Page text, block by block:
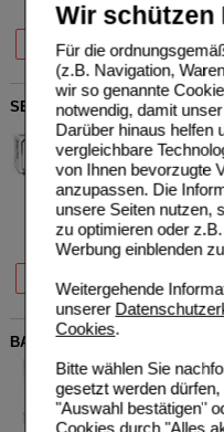
Wir schützen
Für die
(z.B. Navigation,
wir so genannte
notwendig, damit
Darüber hinaus helfen
vergleichbare
von Ihnen bevorzugte
anzupassen. Die
unsere Seiten nutzen,
zu optimieren oder
Werbung einblenden
Weitergehende
unserer
Cookies.
Bitte wählen Sie
gesetzt werden
"Auswahl bestätigen"
Cookies durch "Alles
60 St 180 St
SELEN+ZINK Pharma Nord
Pharma Nord Vertriebs
GmbH
10074399
180St Dragees
BASEN CITRATE Pur
MADENA GmbH &
12417633
180St Kapseln